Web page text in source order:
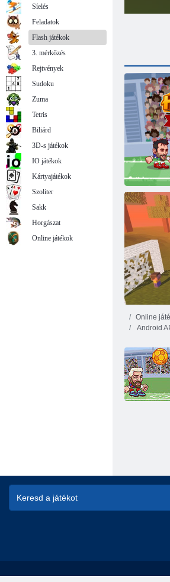
Online
Android
Síelés
Feladatok
Flash játékok
3. mérkőzés
Rejtvények
Sudoku
Zuma
Tetris
Biliárd
3D-s játékok
IO játékok
Kártyajátékok
Szoliter
Sakk
Horgászat
Online játékok